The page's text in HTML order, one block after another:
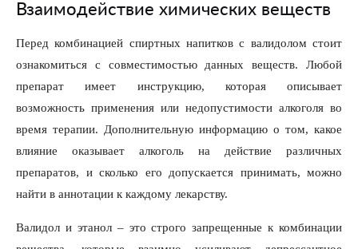
Взаимодействие химических веществ
Перед комбинацией спиртных напитков с валидолом стоит
ознакомиться с совместимостью данных веществ. Любой
препарат имеет инструкцию, которая описывает
возможность применения или недопустимости алкоголя во
время терапии. Дополнительную информацию о том, какое
влияние оказывает алкоголь на действие различных
препаратов, и сколько его допускается принимать, можно
найти в аннотации к каждому лекарству.
Валидол и этанол – это строго запрещенные к комбинации